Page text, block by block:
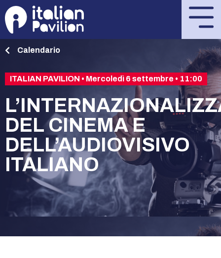
Calendario
ITALIAN PAVILION • Mercoledì 6 settembre • 11:00
DEL CINEMA E
DELL’AUDIOVISIVO
ITALIANO